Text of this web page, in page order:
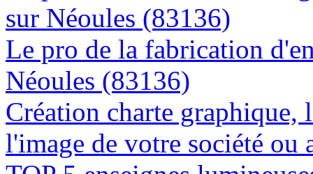
sur Néoules (83136)
Le pro de la fabrication
Néoules (83136)
Création charte graphique,
l'image de votre société